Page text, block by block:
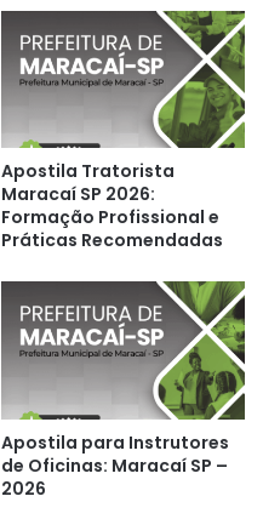
Apostila Tratorista
Maracaí SP 2026:
Formação Profissional e
Práticas Recomendadas
Apostila para Instrutores
de Oficinas: Maracaí SP –
2026